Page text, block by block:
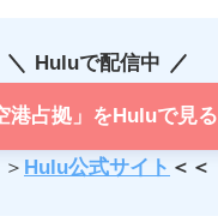
Huluで配信中
港占拠」をHuluで見る
Hulu公式サイト ＜＜